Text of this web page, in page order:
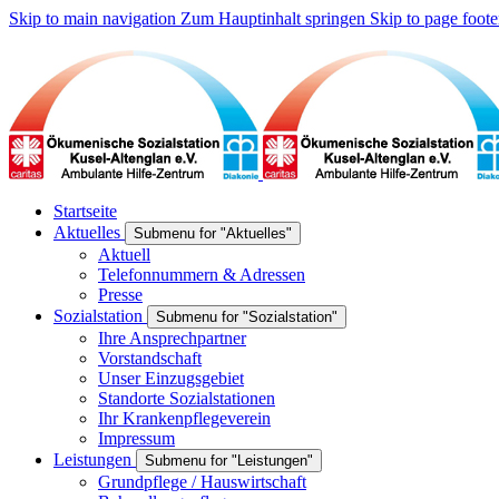
Skip to main navigation Zum Hauptinhalt springen Skip to page
Startseite
Aktuelles
Submenu for "Aktuelles"
Aktuell
Telefonnummern & Adressen
Presse
Sozialstation
Submenu for "Sozialstation"
Ihre Ansprechpartner
Vorstandschaft
Unser Einzugsgebiet
Standorte Sozialstationen
Ihr Krankenpflegeverein
Impressum
Leistungen
Submenu for "Leistungen"
Grundpflege / Hauswirtschaft